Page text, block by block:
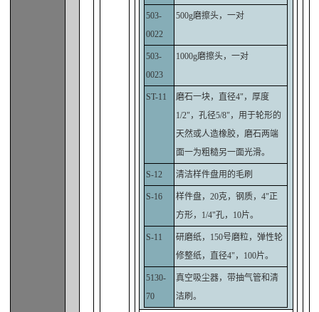
503-
0022
500g磨擦头，一对
503-
0023
1000g磨擦头，一对
ST-11
磨石一块，直径4"，厚度
1/2"，孔径5/8"，用于轮形的
天然或人造橡胶，磨石两端
面一为粗糙另一面光滑。
S-12 清洁样件盘用的毛刷
S-16
样件盘，20克，钢质，4"正
方形，1/4"孔，10片。
S-11
研磨纸，150号磨粒，弹性轮
修整纸，直径4"，100片。
5130-
70
真空吸尘器，带抽气管和清
洁刷。